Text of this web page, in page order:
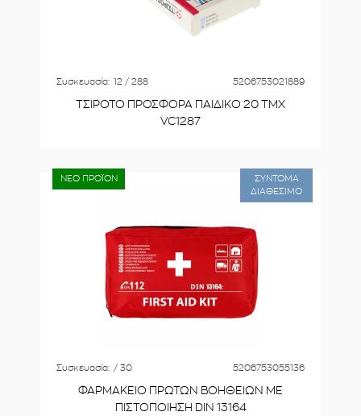
Συσκευασία: 12 / 288 5206753021889
ΤΣΙΡΟΤΟ ΠΡΟΣΦΟΡΑ ΠΑΙΔΙΚΟ 20 ΤΜΧ
VC1287
Συσκευασία: / 30 5206753055136
ΦΑΡΜΑΚΕΙΟ ΠΡΩΤΩΝ ΒΟΗΘΕΙΩΝ ΜΕ
ΠΙΣΤΟΠΟΙΗΣΗ DIN 13164
ΣΥΝΤΟΜΑ
ΔΙΑΘΕΣΙΜΟ
ΝΕΟ ΠΡΟΪΟΝ